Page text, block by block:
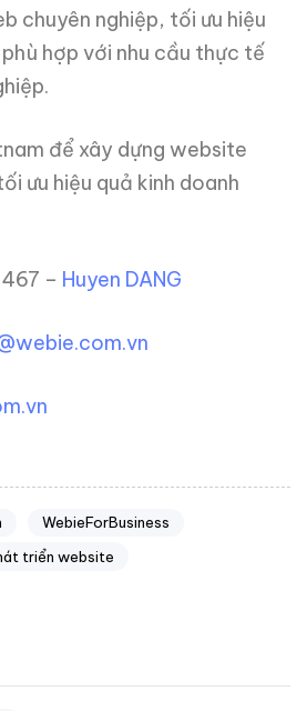
chuyên nghiệp, tối ưu hiệu
hợp với nhu cầu thực tế
để xây dựng website
ưu hiệu quả kinh doanh
– Huyen DANG
WebieForBusiness
triển website